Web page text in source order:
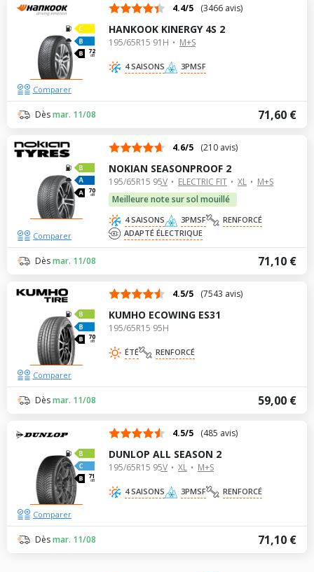
72
dB
4.4/5 (3466 avis)
HANKOOK KINERGY 4S 2
195/65R15 91H M+S
4 SAISONS 3PMSF
71,60 €
Dèsmar. 11/08
Comparer
70
dB
4.6/5 (210 avis)
NOKIAN SEASONPROOF 2
195/65R15 95V ELECTRIC FIT XL
M+S
Meilleure note sur sol mouillé
4 SAISONS 3PMSF
RENFORCÉ
ADAPTÉ ÉLECTRIQUE
71,10 €
Dèsmar. 11/08
Comparer
70
dB
4.5/5 (7543 avis)
KUMHO ECOWING ES31
195/65R15 95H
ÉTÉ RENFORCÉ
59,00 €
Dèsmar. 11/08
Comparer
71
dB
4.5/5 (485 avis)
DUNLOP ALL SEASON 2
195/65R15 95V XL M+S
4 SAISONS 3PMSF RENFORCÉ
71,10 €
Dèsmar. 11/08
Comparer